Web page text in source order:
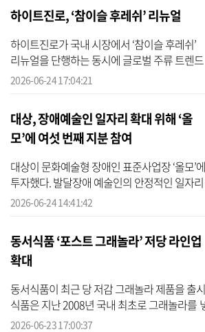
하이트진로, ‘참이슬 후레쉬’ 리뉴얼
하이트진로가 국내 시장에서 ‘참이슬 후레쉬’
리뉴얼을 단행하는 동시에 글로벌 주류 트렌드
에 빠르게 대응하겠다고 24일 밝혔다. 이날 하
2026-06-24 17:04:21
대상, 장애예술인 일자리 확대 위해 ‘올
모’에 여섯 번째 지분 참여
대상이 문화예술형 장애인 표준사업장 ‘올모’
투자했다. 발달장애 예술인의 안정적인 일자
원을 확대하기 위한 행보다. 24일 대상에 따르
2026-06-24 14:41:42
동서식품 ‘포스트 그래놀라’ 저당 라인업
확대
동서식품이 최근 당 저감 그래놀라 제품을 출
식품은 지난 2008년 국내 최초로 그래놀라를
바 있다. 23일 동서식품에 따르면 해당 기업은
2026-06-23 17:00:37